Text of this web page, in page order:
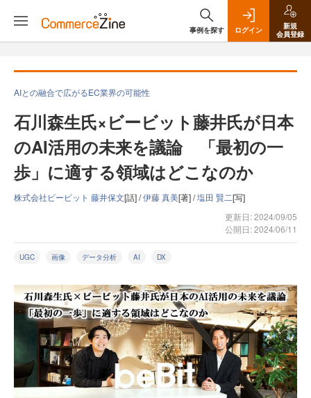
事例を探す ログイン
新規
会員登録
AIとの融合で広がるEC業界の可能性
石川森生氏×ビービット藤井氏が日本
のAI活用の未来を議論 「最初の一
歩」に適する領域はどこなのか
株式会社ビービット 藤井保文[話] /伊藤 真美[著] /塩田 賢二[写]
更新日: 2024/09/05
公開日: 2024/06/11
UGC 画像 データ分析 AI DX